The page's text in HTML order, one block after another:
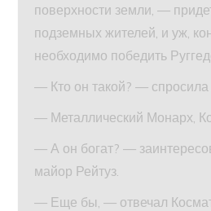
поверхности земли, —
подземных жителей, и уж,
необходимо победить
— Кто он такой? — спросила
— Металлический Монарх,
— А он богат? —
майор Рейтуз.
— Еще бы, — отвечал